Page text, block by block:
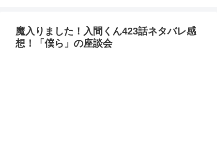
魔入りました！入間くん423話ネタバレ感
想！「僕ら」の座談会